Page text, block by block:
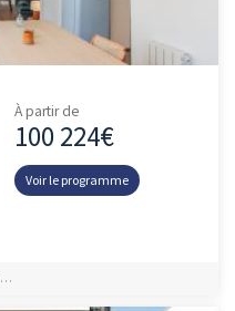
À partir de
100 224€
Voir le programme